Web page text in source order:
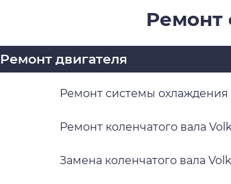
Ремонт
Ремонт двигателя
Ремонт системы охлаждения
Ремонт коленчатого вала
Замена коленчатого вала